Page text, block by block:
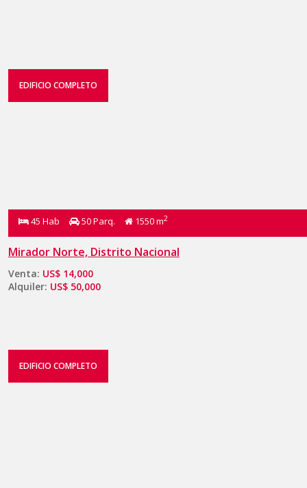
EDIFICIO COMPLETO
45 Hab 50 Parq. 1550 m2
Mirador Norte, Distrito Nacional
Venta: US$ 14,000
Alquiler: US$ 50,000
EDIFICIO COMPLETO